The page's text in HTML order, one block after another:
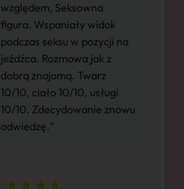
względem, Seksowna
figura. Wspaniały widok
podczas seksu w pozycji na
jeźdźca. Rozmowa jak z
dobrą znajomą. Twarz
10/10, ciało 10/10, usługi
10/10. Zdecydowanie znowu
odwiedzę."